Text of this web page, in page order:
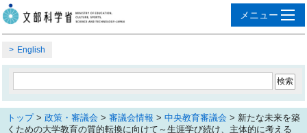
English
トップ> 政策・審議会 > 審議会情報 > 中央教育審議会 > 新たな未来を築
くための大学教育の質的転換に向けて～生涯学び続け、主体的に考える